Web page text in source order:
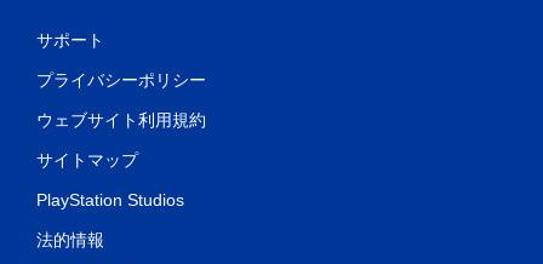
サポート
プライバシーポリシー
ウェブサイト利用規約
サイトマップ
PlayStation Studios
法的情報